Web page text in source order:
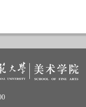
430000